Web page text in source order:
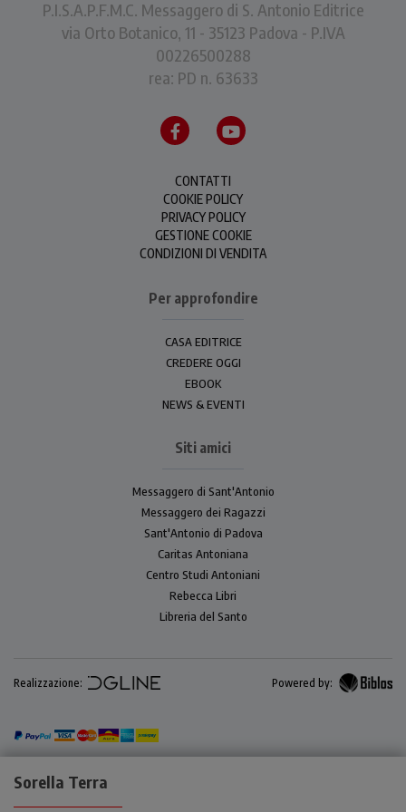
Sorella Terra
P.I.S.A.P.F.M.C. Messaggero di S. Antonio Editrice
via Orto Botanico, 11 - 35123 Padova - P.IVA
00226500288
rea: PD n. 63633
CONTATTI
COOKIE POLICY
PRIVACY POLICY
GESTIONE COOKIE
CONDIZIONI DI VENDITA
Per approfondire
CASA EDITRICE
CREDERE OGGI
EBOOK
NEWS & EVENTI
Siti amici
Messaggero di Sant'Antonio
Messaggero dei Ragazzi
Sant'Antonio di Padova
Caritas Antoniana
Centro Studi Antoniani
Rebecca Libri
Libreria del Santo
Realizzazione: Powered by: